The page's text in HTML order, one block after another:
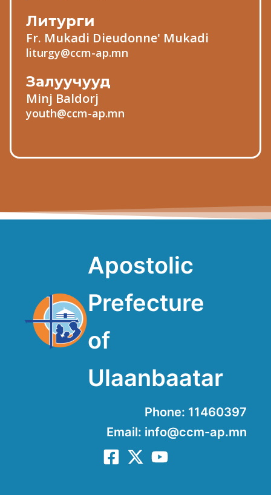
Литурги
Fr. Mukadi Dieudonne' Mukadi
liturgy@ccm-ap.mn
Залуучууд
Minj Baldorj
youth@ccm-ap.mn
Apostolic
Prefecture
of
Ulaanbaatar
Phone: 11460397
Email: info@ccm-ap.mn